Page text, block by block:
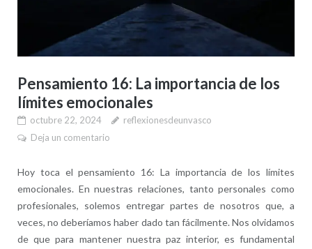
Pensamiento 16: La importancia de los
límites emocionales
octubre 22, 2024
reflexionesdeunvasco
Deja un comentario
Hoy toca el pensamiento 16: La importancia de los límites
emocionales. En nuestras relaciones, tanto personales como
profesionales, solemos entregar partes de nosotros que, a
veces, no deberíamos haber dado tan fácilmente. Nos olvidamos
de que para mantener nuestra paz interior, es fundamental